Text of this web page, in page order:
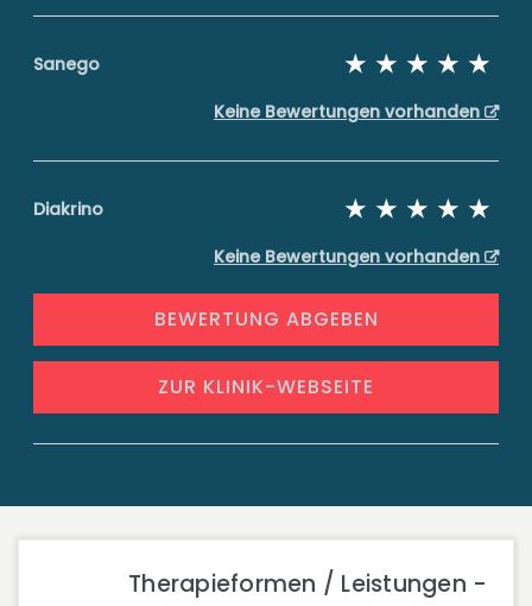
Sanego
Keine Bewertungen vorhanden
Diakrino
Keine Bewertungen vorhanden
BEWERTUNG ABGEBEN
ZUR KLINIK-WEBSEITE
Therapieformen / Leistungen -